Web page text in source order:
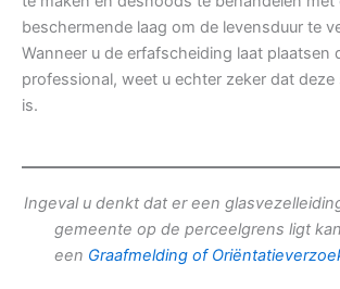
beschermende laag om de levensduur te
Wanneer u de erfafscheiding laat plaatsen
professional, weet u echter zeker dat deze
is.
Ingeval u denkt dat er een
gemeente op de perceelgrens ligt
een Graafmelding of